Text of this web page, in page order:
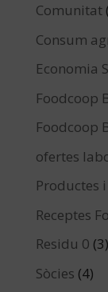
Comunitat
Consum
Economia
Foodcoop
Foodcoop
ofertes
Productes
Receptes
Residu 0 (3)
Sòcies (4)